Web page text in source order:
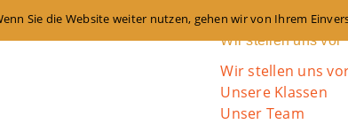
Wir stellen uns vor
Wir stellen uns
Unsere Klassen
Unser Team
Sie die Website weiter nutzen, gehen wir von Ihrem